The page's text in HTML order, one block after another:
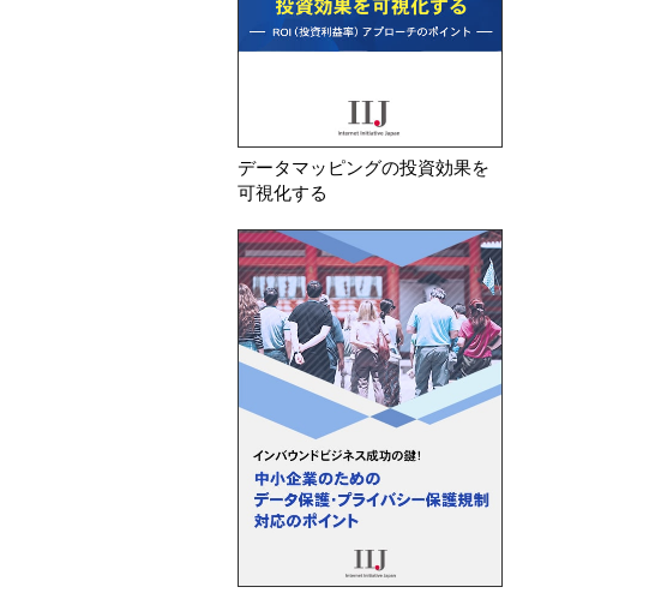
データマッピングの投資効果を
可視化する